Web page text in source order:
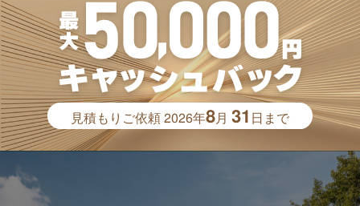
見積もりご依頼2026年8月31 日まで